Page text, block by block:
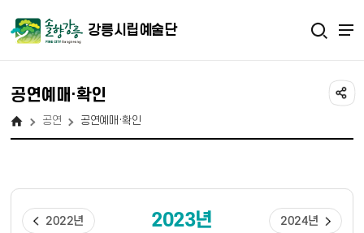
강릉시립예술단
공연예매·확인
공연 공연예매·확인
2023년
2022년 2024년